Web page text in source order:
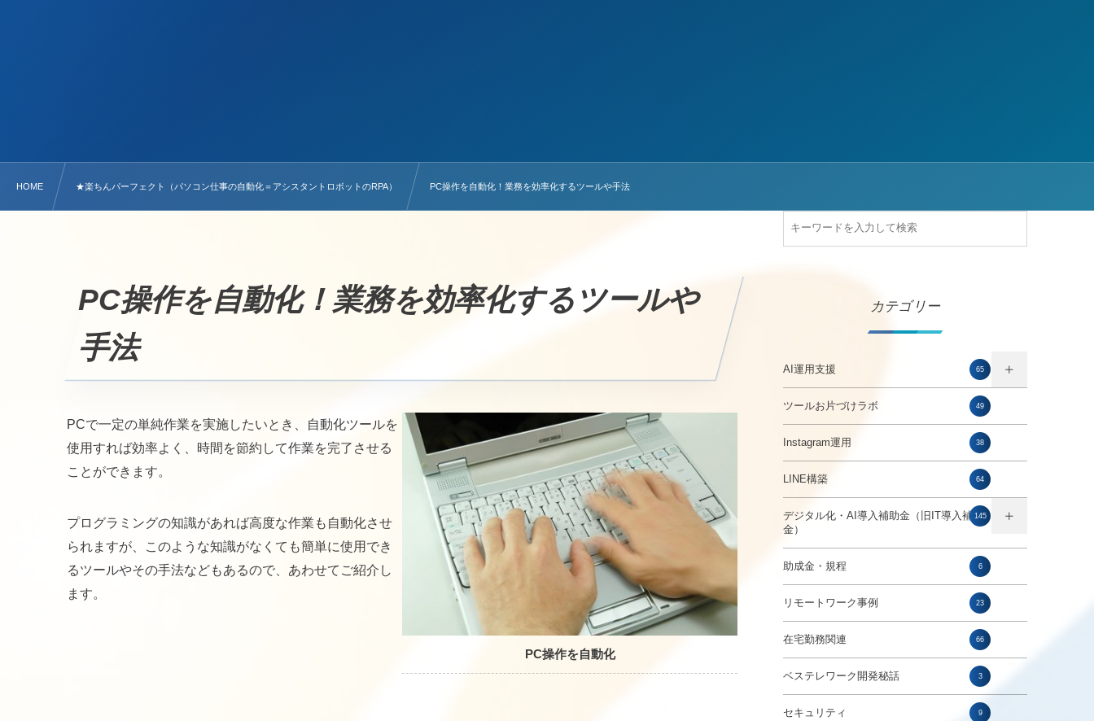
HOME ★楽ちんパーフェクト（パソコン仕事の自動化＝アシスタントロボットのRPA） PC操作を自動化！業務を効率化するツールや手法
PC操作を自動化！業務を効率化するツールや
手法
PCで一定の単純作業を実施したいとき、自動化ツールを
使用すれば効率よく、時間を節約して作業を完了させる
ことができます。
プログラミングの知識があれば高度な作業も自動化させ
られますが、このような知識がなくても簡単に使用でき
るツールやその手法などもあるので、あわせてご紹介し
ます。
PC操作を自動化
カテゴリー
AI運用支援 65
ツールお片づけラボ 49
Instagram運用 38
LINE構築 64
デジタル化・AI導入補助金（旧IT導入補助
金）
145
助成金・規程 6
リモートワーク事例 23
在宅勤務関連 66
ベステレワーク開発秘話 3
セキュリティ 9